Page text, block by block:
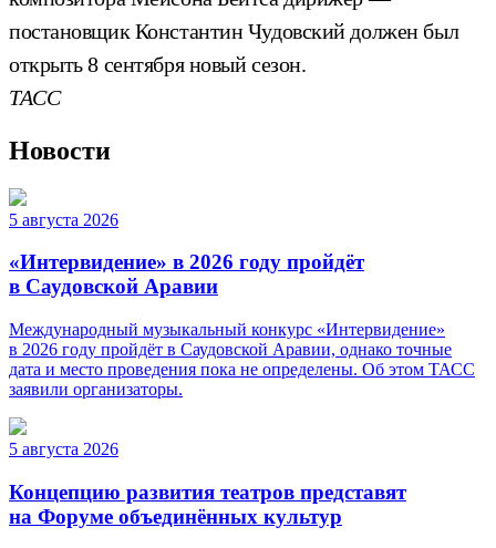
постановщик Константин Чудовский должен был
открыть 8 сентября новый сезон.
ТАСС
Новости
5 августа 2026
«Интервидение» в 2026 году пройдёт
в Саудовской Аравии
Международный музыкальный конкурс «Интервидение»
в 2026 году пройдёт в Саудовской Аравии, однако точные
дата и место проведения пока не определены. Об этом ТАСС
заявили организаторы.
5 августа 2026
Концепцию развития театров представят
на Форуме объединённых культур